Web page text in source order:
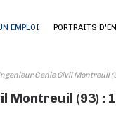
EMPLOI PORTRAITS
Genie Civil Montreuil
Montreuil (93) :